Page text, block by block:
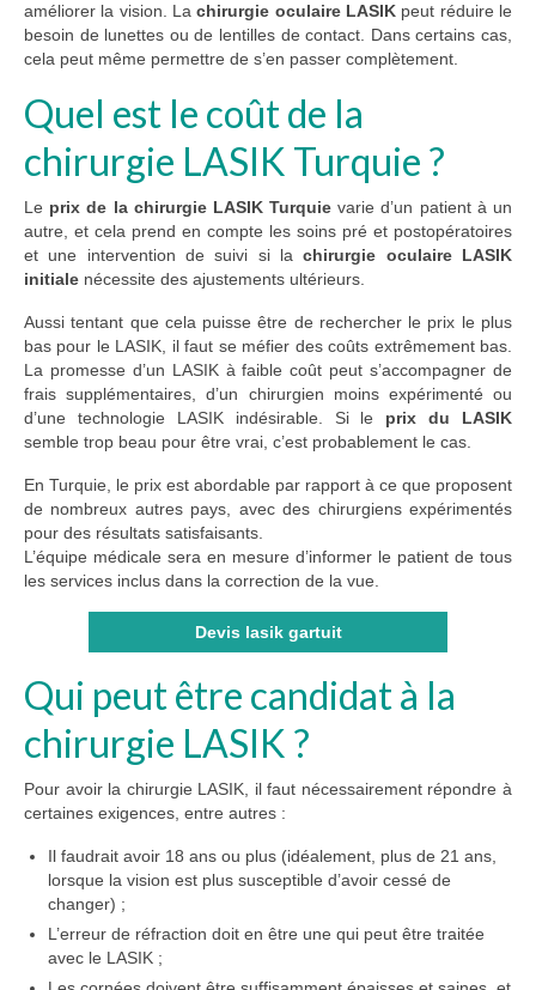
améliorer la vision. Lachirurgie oculaire LASIK peut réduire le
besoin de lunettes ou de lentilles de contact. Dans certains cas,
cela peut même permettre de s’en passer complètement.
Quel est le coût de la
chirurgie LASIK Turquie ?
Le prix de la chirurgie LASIK Turquie varie d’un patient à un
autre, et cela prend en compte les soins pré et postopératoires
et une intervention de suivi si lachirurgie oculaire LASIK
initiale nécessite des ajustements ultérieurs.
Aussi tentant que cela puisse être de rechercher le prix le plus
bas pour le LASIK, il faut se méfier des coûts extrêmement bas.
La promesse d’un LASIK à faible coût peut s’accompagner de
frais supplémentaires, d’un chirurgien moins expérimenté ou
d’une technologie LASIK indésirable. Si le prix du LASIK
semble trop beau pour être vrai, c’est probablement le cas.
En Turquie, le prix est abordable par rapport à ce que proposent
de nombreux autres pays, avec des chirurgiens expérimentés
pour des résultats satisfaisants.
L’équipe médicale sera en mesure d’informer le patient de tous
les services inclus dans la correction de la vue.
Devis lasik gartuit
Qui peut être candidat à la
chirurgie LASIK ?
Pour avoir la chirurgie LASIK, il faut nécessairement répondre à
certaines exigences, entre autres :
Il faudrait avoir 18 ans ou plus (idéalement, plus de 21 ans,
lorsque la vision est plus susceptible d’avoir cessé de
changer) ;
L’erreur de réfraction doit en être une qui peut être traitée
avec le LASIK ;